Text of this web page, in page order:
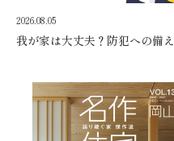
2026.08.05
我が家は大丈夫？防犯への備え